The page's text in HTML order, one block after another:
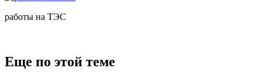
работы на ТЭС
Еще по этой теме